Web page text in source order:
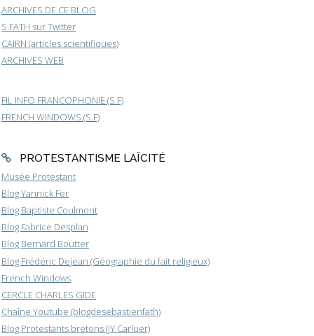
ARCHIVES DE CE BLOG
S.FATH sur Twitter
CAIRN (articles scientifiques)
ARCHIVES WEB
FIL INFO FRANCOPHONIE (S.F)
FRENCH WINDOWS (S.F)
PROTESTANTISME LAÏCITÉ
Musée Protestant
Blog Yannick Fer
Blog Baptiste Coulmont
Blog Fabrice Desplan
Blog Bernard Boutter
Blog Frédéric Dejean (Géographie du fait religieux)
French Windows
CERCLE CHARLES GIDE
Chaîne Youtube (blogdesebastienfath)
Blog Protestants bretons (JY.Carluer)